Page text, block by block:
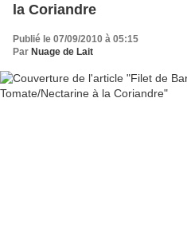
la Coriandre
Publié le 07/09/2010 à 05:15
Par Nuage de Lait